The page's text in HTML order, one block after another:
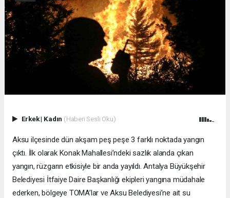
Erkek| Kadın (Haberi Sesli Oku)
Aksu ilçesinde dün akşam peş peşe 3 farklı noktada yangın
çıktı. İlk olarak Konak Mahallesi’ndeki sazlık alanda çıkan
yangın, rüzgarın etkisiyle bir anda yayıldı. Antalya Büyükşehir
Belediyesi İtfaiye Daire Başkanlığı ekipleri yangına müdahale
ederken, bölgeye TOMA’lar ve Aksu Belediyesi’ne ait su